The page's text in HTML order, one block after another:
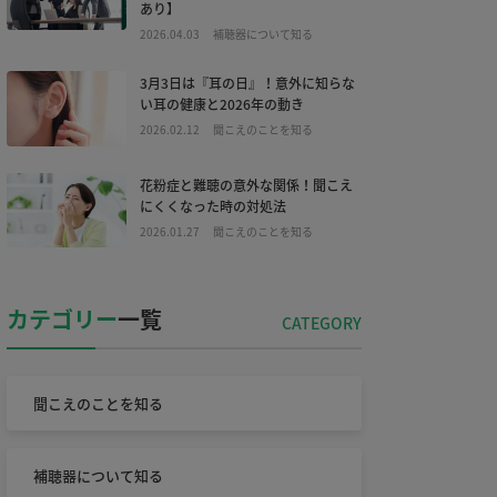
あり】
2026.04.03 補聴器について知る
3月3日は『耳の日』！意外に知らな
い耳の健康と2026年の動き
2026.02.12 聞こえのことを知る
花粉症と難聴の意外な関係！聞こえ
にくくなった時の対処法
2026.01.27 聞こえのことを知る
カテゴリー一覧
聞こえのことを知る
補聴器について知る